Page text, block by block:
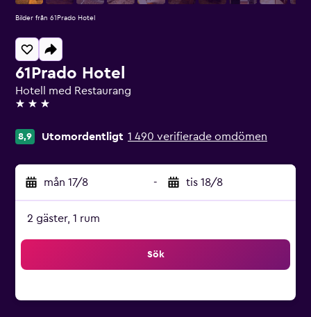
61Prado Hotel
Hotell med Restaurang
3 stjärnor
8,9 Utomordentligt 1 490 verifierade omdömen
mån 17/8 - tis 18/8
2 gäster, 1 rum
Sök
Bilder från 61Prado Hotel